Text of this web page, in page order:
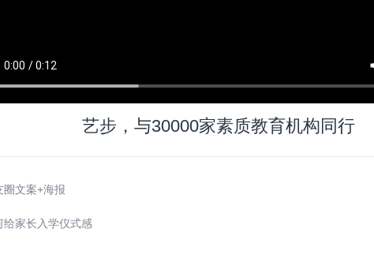
艺步，与30000家素质教育机构同行
圈文案+海报
给家长入学仪式感